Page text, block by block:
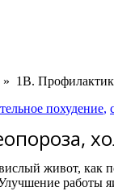
» 1В.
похудение,
живот, как
работы